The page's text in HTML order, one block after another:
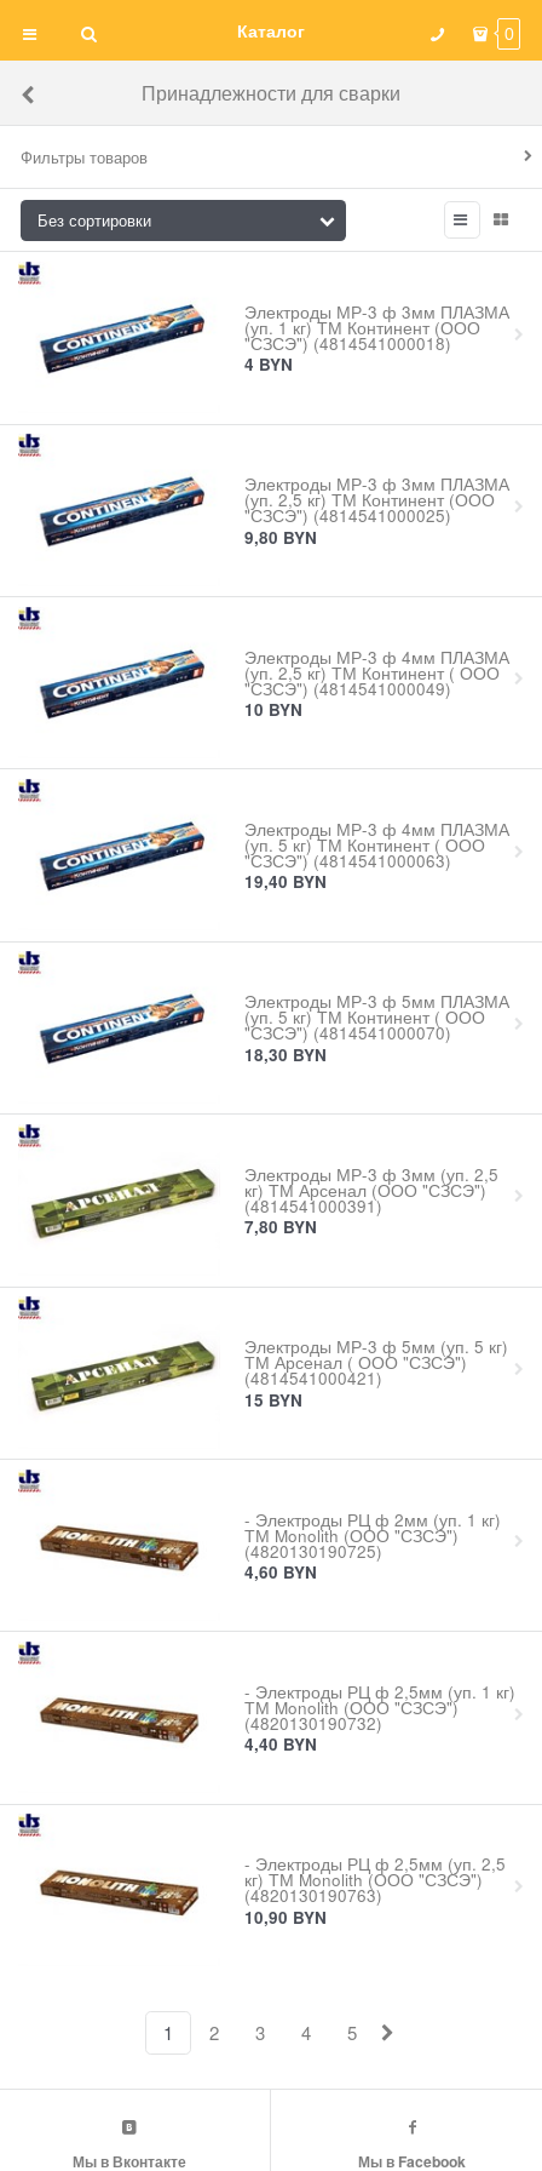
Каталог 0
Принадлежности для сварки
Фильтры товаров
Электроды МР-3 ф 3мм ПЛАЗМА
(уп. 1 кг) ТМ Континент (ООО
"СЗСЭ") (4814541000018)
4 BYN
Электроды МР-3 ф 3мм ПЛАЗМА
(уп. 2,5 кг) ТМ Континент (ООО
"СЗСЭ") (4814541000025)
9,80 BYN
Электроды МР-3 ф 4мм ПЛАЗМА
(уп. 2,5 кг) ТМ Континент ( ООО
"СЗСЭ") (4814541000049)
10 BYN
Электроды МР-3 ф 4мм ПЛАЗМА
(уп. 5 кг) ТМ Континент ( ООО
"СЗСЭ") (4814541000063)
19,40 BYN
Электроды МР-3 ф 5мм ПЛАЗМА
(уп. 5 кг) ТМ Континент ( ООО
"СЗСЭ") (4814541000070)
18,30 BYN
Электроды МР-3 ф 3мм (уп. 2,5
кг) ТМ Арсенал (ООО "СЗСЭ")
(4814541000391)
7,80 BYN
Электроды МР-3 ф 5мм (уп. 5 кг)
ТМ Арсенал ( ООО "СЗСЭ")
(4814541000421)
15 BYN
- Электроды РЦ ф 2мм (уп. 1 кг)
ТМ Monolith (ООО "СЗСЭ")
(4820130190725)
4,60 BYN
- Электроды РЦ ф 2,5мм (уп. 1 кг)
ТМ Monolith (ООО "СЗСЭ")
(4820130190732)
4,40 BYN
- Электроды РЦ ф 2,5мм (уп. 2,5
кг) ТМ Monolith (ООО "СЗСЭ")
(4820130190763)
10,90 BYN
1 2 3 4 5
Мы в Вконтакте Мы в Facebook